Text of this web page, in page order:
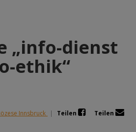
„info-dienst
ethik“
Innsbruck | Teilen
Teilen